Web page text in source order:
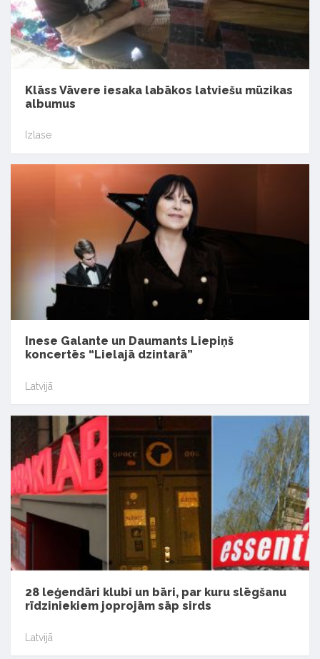
Klāss Vāvere iesaka labākos latviešu mūzikas
albumus
Izlase
Inese Galante un Daumants Liepiņš
koncertēs “Lielajā dzintarā”
Latvijā
28 leģendāri klubi un bāri, par kuru slēgšanu
rīdziniekiem joprojām sāp sirds
Latvijā